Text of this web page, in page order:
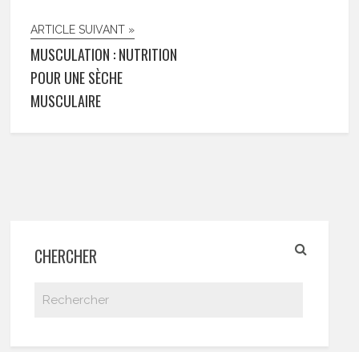
ARTICLE SUIVANT »
MUSCULATION : NUTRITION
POUR UNE SÈCHE
MUSCULAIRE
CHERCHER